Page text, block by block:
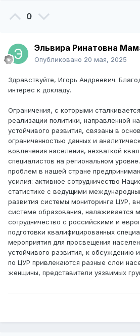
0
Эльвира Ринатовна
Опубликовано 20 мая, 2025
Здравствуйте, Игорь Андреевич.
интерес к докладу.
Ограничения, с которыми
реализации политики, направленной
устойчивого развития, связаны в
ограниченностью данных и
вовлечения населения, нехваткой
специалистов на региональном
проблем в нашей стране
усилия: активное сотрудничество
статистике с ведущими
развития системы мониторинга ЦУР,
системе образования, налаживается
сотрудничество с российскими и
подготовки квалифицированных
мероприятия для просвещения
устойчивого развития, к обсуждению
по ЦУР привлекаются разные слои
женщины, представители уязвимых